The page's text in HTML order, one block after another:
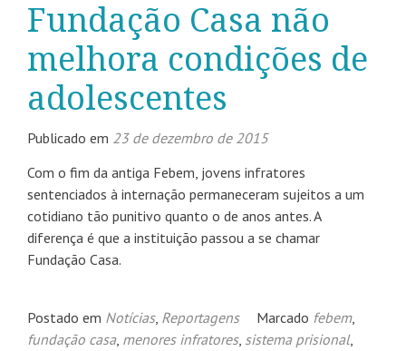
Fundação Casa não
melhora condições de
adolescentes
Publicado em 23 de dezembro de 2015
Com o fim da antiga Febem, jovens infratores
sentenciados à internação permaneceram sujeitos a um
cotidiano tão punitivo quanto o de anos antes. A
diferença é que a instituição passou a se chamar
Fundação Casa.
Postado em Notícias, Reportagens Marcado febem,
fundação casa, menores infratores, sistema prisional,